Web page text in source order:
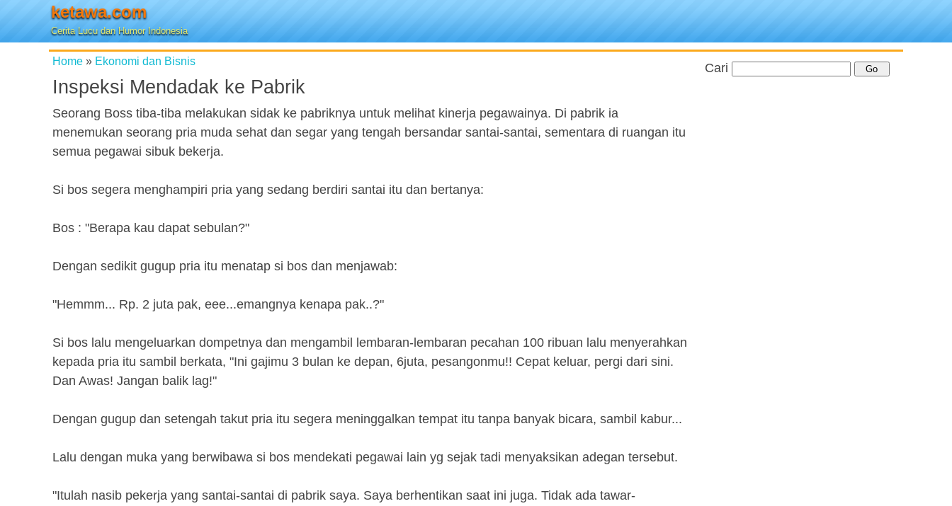
ketawa.com
Cerita Lucu dan Humor Indonesia
Home » Ekonomi dan Bisnis
Inspeksi Mendadak ke Pabrik
Seorang Boss tiba-tiba melakukan sidak ke pabriknya untuk melihat kinerja pegawainya. Di pabrik ia
menemukan seorang pria muda sehat dan segar yang tengah bersandar santai-santai, sementara di ruangan itu
semua pegawai sibuk bekerja.
Si bos segera menghampiri pria yang sedang berdiri santai itu dan bertanya:
Bos : "Berapa kau dapat sebulan?"
Dengan sedikit gugup pria itu menatap si bos dan menjawab:
"Hemmm... Rp. 2 juta pak, eee...emangnya kenapa pak..?"
Si bos lalu mengeluarkan dompetnya dan mengambil lembaran-lembaran pecahan 100 ribuan lalu menyerahkan
kepada pria itu sambil berkata, "Ini gajimu 3 bulan ke depan, 6juta, pesangonmu!! Cepat keluar, pergi dari sini.
Dan Awas! Jangan balik lag!"
Dengan gugup dan setengah takut pria itu segera meninggalkan tempat itu tanpa banyak bicara, sambil kabur...
Lalu dengan muka yang berwibawa si bos mendekati pegawai lain yg sejak tadi menyaksikan adegan tersebut.
"Itulah nasib pekerja yang santai-santai di pabrik saya. Saya berhentikan saat ini juga. Tidak ada tawar-
Cari